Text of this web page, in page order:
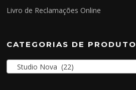
Livro de Reclamações Online
CATEGORIAS DE PRODUTO
Studio Nova (22)